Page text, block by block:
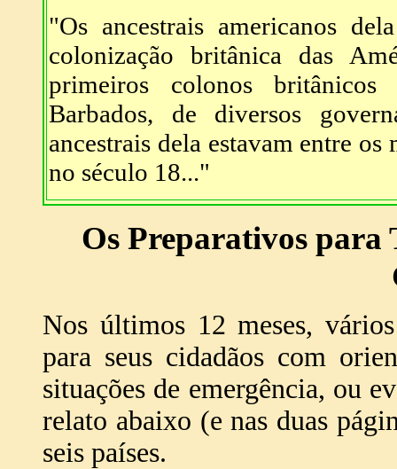
"Os ancestrais americanos
colonização britânica das
primeiros colonos britânicos
Barbados, de diversos
ancestrais dela estavam entre
no século 18..."
Os Preparativos para
Nos últimos 12 meses,
para seus cidadãos com
situações de emergência, ou
relato abaixo (e nas duas
seis países.